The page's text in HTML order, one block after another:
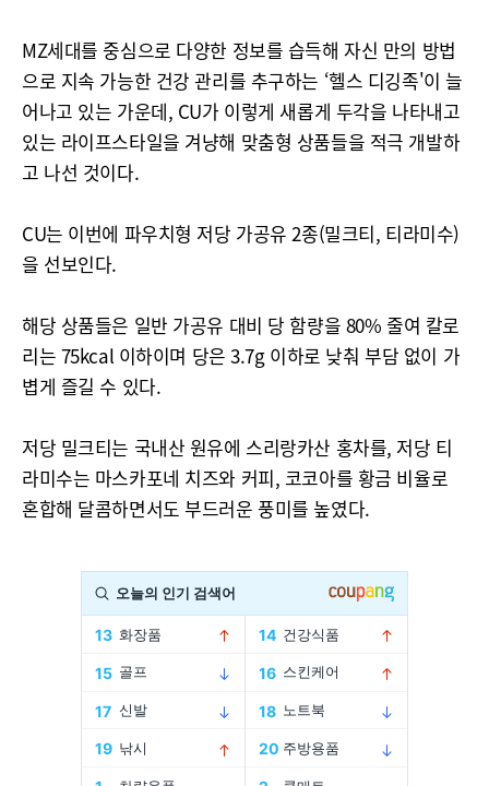
MZ세대를 중심으로 다양한 정보를 습득해 자신 만의 방법
으로 지속 가능한 건강 관리를 추구하는 ‘헬스 디깅족'이 늘
어나고 있는 가운데, CU가 이렇게 새롭게 두각을 나타내고
있는 라이프스타일을 겨냥해 맞춤형 상품들을 적극 개발하
고 나선 것이다.
CU는 이번에 파우치형 저당 가공유 2종(밀크티, 티라미수)
을 선보인다.
해당 상품들은 일반 가공유 대비 당 함량을 80% 줄여 칼로
리는 75kcal 이하이며 당은 3.7g 이하로 낮춰 부담 없이 가
볍게 즐길 수 있다.
저당 밀크티는 국내산 원유에 스리랑카산 홍차를, 저당 티
라미수는 마스카포네 치즈와 커피, 코코아를 황금 비율로
혼합해 달콤하면서도 부드러운 풍미를 높였다.